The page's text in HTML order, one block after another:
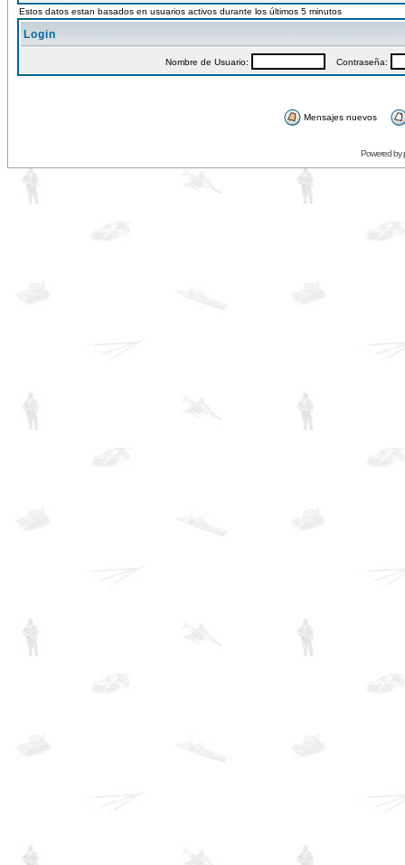
Estos datos estan basados en usuarios activos durante los últimos 5 minutos
Login
Nombre de Usuario: Contraseña:
Mensajes nuevos
Powered by